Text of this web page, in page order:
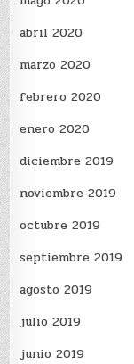
abril 2020
marzo 2020
febrero 2020
enero 2020
diciembre 2019
noviembre 2019
octubre 2019
septiembre 2019
agosto 2019
julio 2019
junio 2019